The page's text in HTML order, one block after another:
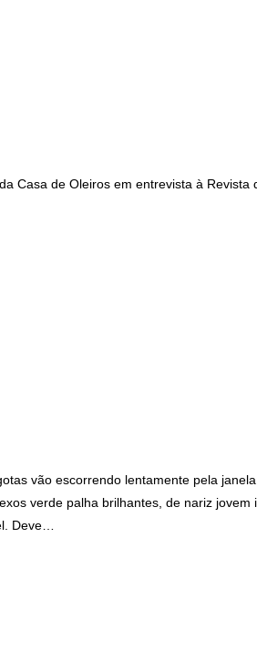
Casa de Oleiros em entrevista à Revista
vão escorrendo lentamente pela
verde palha brilhantes, de nariz
Deve…